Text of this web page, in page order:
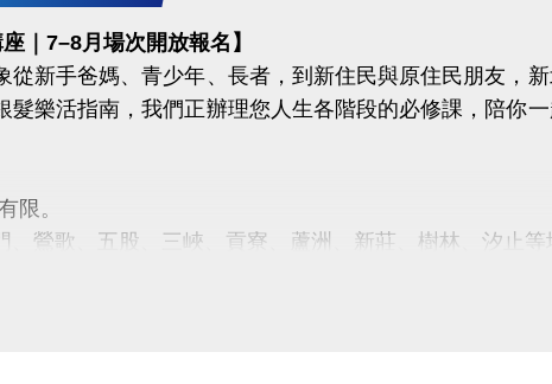
｜7–8月場次開放報名】
從新手爸媽、青少年、長者，到新住民與原住民朋友，
髮樂活指南，我們正辦理您人生各階段的必修課，陪你
限。
鶯歌、五股、三峽、貢寮、蘆洲、新莊、樹林、汐止等